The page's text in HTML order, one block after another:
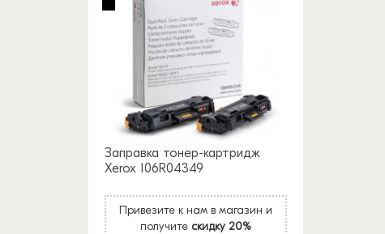
Заправка тонер-картридж
Xerox 106R04349
Привезите к нам в магазин и
получите скидку 20%